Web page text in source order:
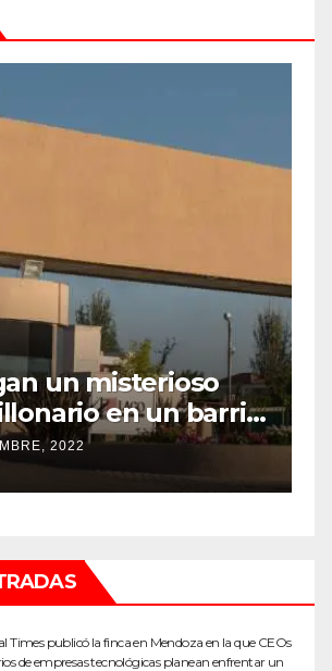
un misterioso
en un barrio
2022
Times publicó la finca en Mendoza en la que CEOs
de empresas tecnológicas planean enfrentar un